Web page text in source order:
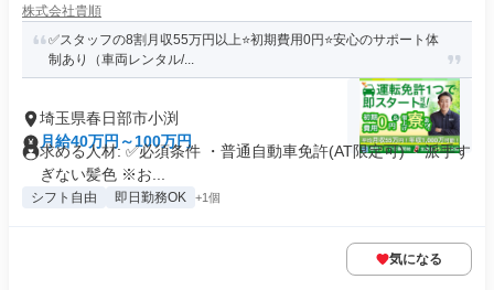
株式会社貴順
✅スタッフの8割月収55万円以上⭐️初期費用0円⭐️安心のサポート体
制あり（車両レンタル/...
埼玉県春日部市小渕
月給40万円～100万円
求める人材: ✅️必須条件 ・普通自動車免許(AT限定可) ・派手す
ぎない髪色 ※お...
シフト自由 即日勤務OK +1個
気になる